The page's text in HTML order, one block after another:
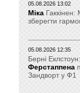
05.08.2026 13:02
Міка
зберегти
05.08.2026 12:35
Берні
Ферстаппена
Зандворт у Ф1